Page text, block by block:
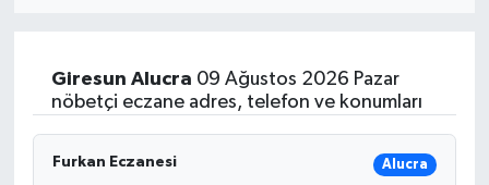
Giresun Alucra 09 Ağustos 2026 Pazar
nöbetçi eczane adres, telefon ve konumları
Furkan Eczanesi Alucra
Sağlık